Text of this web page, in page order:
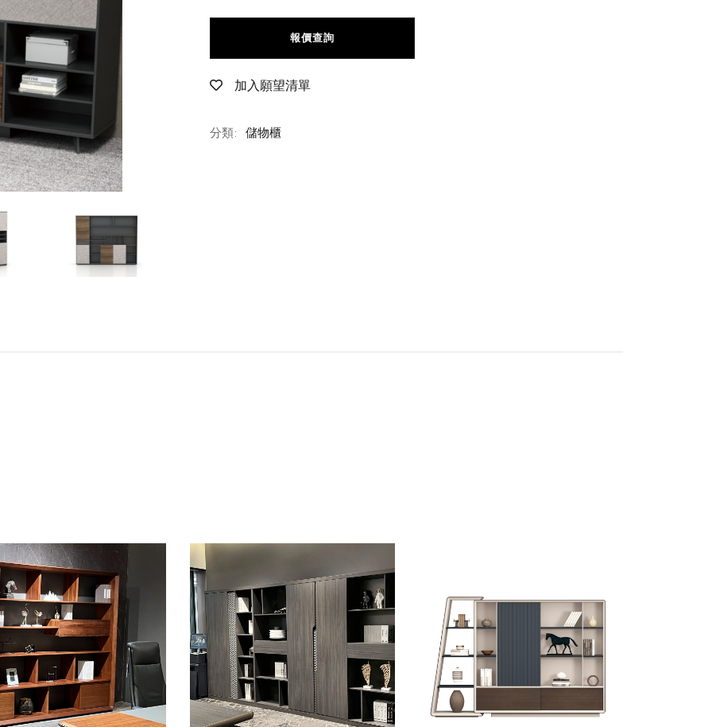
加入願望清單
報價查詢
分類: 儲物櫃